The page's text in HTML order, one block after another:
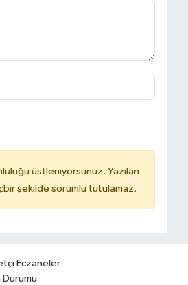
üstleniyorsunuz. Yazılan
şekilde sorumlu tutulamaz.
Eczaneler
Durumu